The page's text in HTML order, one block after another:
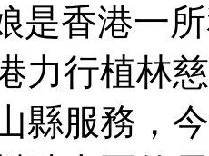
是香港一
力行植林
縣服務，